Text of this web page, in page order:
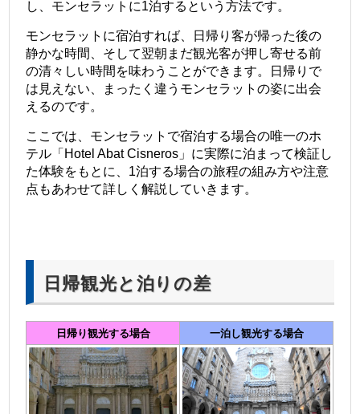
し、モンセラットに1泊するという方法です。
モンセラットに宿泊すれば、日帰り客が帰った後の
静かな時間、そして翌朝まだ観光客が押し寄せる前
の清々しい時間を味わうことができます。日帰りで
は見えない、まったく違うモンセラットの姿に出会
えるのです。
ここでは、モンセラットで宿泊する場合の唯一のホ
テル「Hotel Abat Cisneros」に実際に泊まって検証し
た体験をもとに、1泊する場合の旅程の組み方や注意
点もあわせて詳しく解説していきます。
日帰観光と泊りの差
日帰り観光する場合 一泊し観光する場合